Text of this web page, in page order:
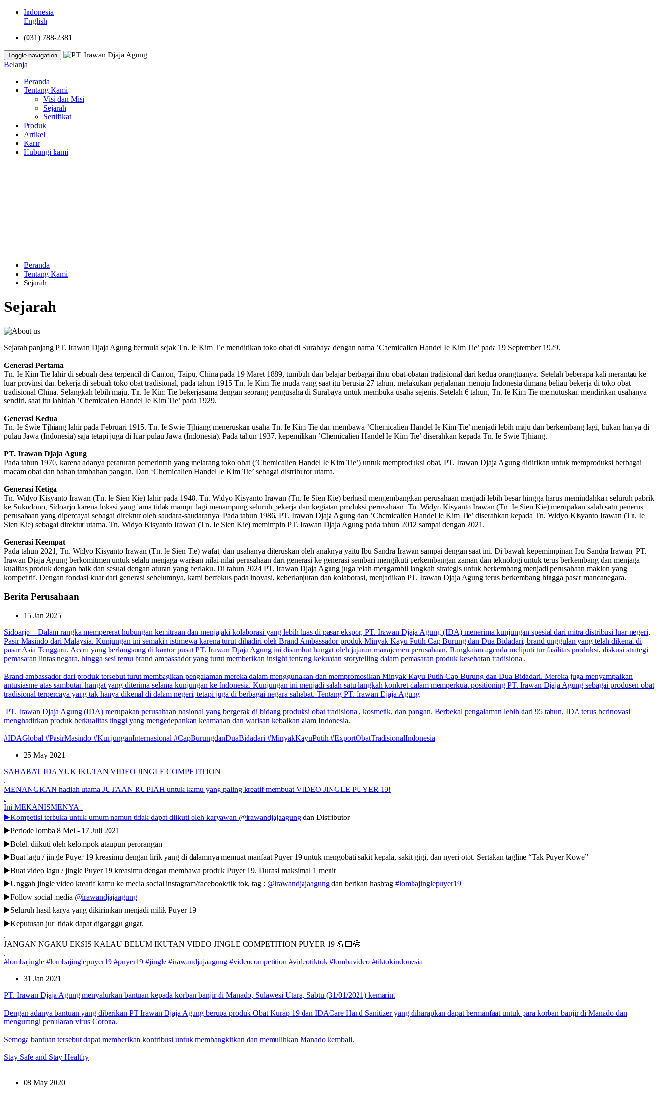
Indonesia
English
(031) 788-2381
Toggle navigation
Belanja
Beranda
Tentang Kami
Visi dan Misi
Sejarah
Sertifikat
Produk
Artikel
Karir
Hubungi kami
Beranda
Tentang Kami
Sejarah
Sejarah
Sejarah panjang PT. Irawan Djaja Agung bermula sejak Tn. Ie Kim Tie mendirikan toko obat di Surabaya dengan nama ’Chemicalien Handel Ie Kim Tie’ pada 19 September 1929.
Generasi Pertama
Tn. Ie Kim Tie lahir di sebuah desa terpencil di Canton, Taipu, China pada 19 Maret 1889, tumbuh dan belajar berbagai ilmu obat-obatan tradisional dari kedua orangtuanya. Setelah beberapa kali merantau ke
luar provinsi dan bekerja di sebuah toko obat tradisional, pada tahun 1915 Tn. Ie Kim Tie muda yang saat itu berusia 27 tahun, melakukan perjalanan menuju Indonesia dimana beliau bekerja di toko obat
tradisional China. Selangkah lebih maju, Tn. Ie Kim Tie bekerjasama dengan seorang pengusaha di Surabaya untuk membuka usaha sejenis. Setelah 6 tahun, Tn. Ie Kim Tie memutuskan mendirikan usahanya
sendiri, saat itu lahirlah ’Chemicalien Handel Ie Kim Tie’ pada 1929.
Generasi Kedua
Tn. Ie Swie Tjhiang lahir pada Februari 1915. Tn. Ie Swie Tjhiang meneruskan usaha Tn. Ie Kim Tie dan membawa ’Chemicalien Handel Ie Kim Tie’ menjadi lebih maju dan berkembang lagi, bukan hanya di
pulau Jawa (Indonesia) saja tetapi juga di luar pulau Jawa (Indonesia). Pada tahun 1937, kepemilikan ’Chemicalien Handel Ie Kim Tie’ diserahkan kepada Tn. Ie Swie Tjhiang.
PT. Irawan Djaja Agung
Pada tahun 1970, karena adanya peraturan pemerintah yang melarang toko obat (’Chemicalien Handel Ie Kim Tie’) untuk memproduksi obat, PT. Irawan Djaja Agung didirikan untuk memproduksi berbagai
macam obat dan bahan tambahan pangan. Dan ‘Chemicalien Handel Ie Kim Tie’ sebagai distributor utama.
Generasi Ketiga
Tn. Widyo Kisyanto Irawan (Tn. Ie Sien Kie) lahir pada 1948. Tn. Widyo Kisyanto Irawan (Tn. Ie Sien Kie) berhasil mengembangkan perusahaan menjadi lebih besar hingga harus memindahkan seluruh pabrik
ke Sukodono, Sidoarjo karena lokasi yang lama tidak mampu lagi menampung seluruh pekerja dan kegiatan produksi perusahaan. Tn. Widyo Kisyanto Irawan (Tn. Ie Sien Kie) merupakan salah satu penerus
perusahaan yang dipercayai sebagai direktur oleh saudara-saudaranya. Pada tahun 1986, PT. Irawan Djaja Agung dan ’Chemicalien Handel Ie Kim Tie’ diserahkan kepada Tn. Widyo Kisyanto Irawan (Tn. Ie
Sien Kie) sebagai direktur utama. Tn. Widyo Kisyanto Irawan (Tn. Ie Sien Kie) memimpin PT. Irawan Djaja Agung pada tahun 2012 sampai dengan 2021.
Generasi Keempat
Pada tahun 2021, Tn. Widyo Kisyanto Irawan (Tn. Ie Sien Tie) wafat, dan usahanya diteruskan oleh anaknya yaitu Ibu Sandra Irawan sampai dengan saat ini. Di bawah kepemimpinan Ibu Sandra Irawan, PT.
Irawan Djaja Agung berkomitmen untuk selalu menjaga warisan nilai-nilai perusahaan dari generasi ke generasi sembari mengikuti perkembangan zaman dan teknologi untuk terus berkembang dan menjaga
kualitas produk dengan baik dan sesuai dengan aturan yang berlaku. Di tahun 2024 PT. Irawan Djaja Agung juga telah mengambil langkah strategis untuk berkembang menjadi perusahaan maklon yang
kompetitif. Dengan fondasi kuat dari generasi sebelumnya, kami berfokus pada inovasi, keberlanjutan dan kolaborasi, menjadikan PT. Irawan Djaja Agung terus berkembang hingga pasar mancanegara.
Berita Perusahaan
15 Jan 2025
Sidoarjo – Dalam rangka mempererat hubungan kemitraan dan menjajaki kolaborasi yang lebih luas di pasar ekspor, PT. Irawan Djaja Agung (IDA) menerima kunjungan spesial dari mitra distribusi luar negeri,
Pasir Masindo dari Malaysia. Kunjungan ini semakin istimewa karena turut dihadiri oleh Brand Ambassador produk Minyak Kayu Putih Cap Burung dan Dua Bidadari, brand unggulan yang telah dikenal di
pasar Asia Tenggara. Acara yang berlangsung di kantor pusat PT. Irawan Djaja Agung ini disambut hangat oleh jajaran manajemen perusahaan. Rangkaian agenda meliputi tur fasilitas produksi, diskusi strategi
pemasaran lintas negara, hingga sesi temu brand ambassador yang turut memberikan insight tentang kekuatan storytelling dalam pemasaran produk kesehatan tradisional.
Brand ambassador dari produk tersebut turut membagikan pengalaman mereka dalam menggunakan dan mempromosikan Minyak Kayu Putih Cap Burung dan Dua Bidadari. Mereka juga menyampaikan
antusiasme atas sambutan hangat yang diterima selama kunjungan ke Indonesia. Kunjungan ini menjadi salah satu langkah konkret dalam memperkuat positioning PT. Irawan Djaja Agung sebagai produsen obat
tradisional terpercaya yang tak hanya dikenal di dalam negeri, tetapi juga di berbagai negara sahabat. Tentang PT. Irawan Djaja Agung
PT. Irawan Djaja Agung (IDA) merupakan perusahaan nasional yang bergerak di bidang produksi obat tradisional, kosmetik, dan pangan. Berbekal pengalaman lebih dari 95 tahun, IDA terus berinovasi
menghadirkan produk berkualitas tinggi yang mengedepankan keamanan dan warisan kebaikan alam Indonesia.
#IDAGlobal #PasirMasindo #KunjunganInternasional #CapBurungdanDuaBidadari #MinyakKayuPutih #ExportObatTradisionalIndonesia
25 May 2021
SAHABAT IDA YUK IKUTAN VIDEO JINGLE COMPETITION
.
MENANGKAN hadiah utama JUTAAN RUPIAH untuk kamu yang paling kreatif membuat VIDEO JINGLE PUYER 19!
.
Ini MEKANISMENYA !
▶️Kompetisi terbuka untuk umum namun tidak dapat diikuti oleh karyawan @irawandjajaagung dan Distributor
▶️Periode lomba 8 Mei - 17 Juli 2021
▶️Boleh diikuti oleh kelompok ataupun perorangan
▶️Buat lagu / jingle Puyer 19 kreasimu dengan lirik yang di dalamnya memuat manfaat Puyer 19 untuk mengobati sakit kepala, sakit gigi, dan nyeri otot. Sertakan tagline “Tak Puyer Kowe”
▶️Buat video lagu / jingle Puyer 19 kreasimu dengan membawa produk Puyer 19. Durasi maksimal 1 menit
▶️Unggah jingle video kreatif kamu ke media social instagram/facebook/tik tok, tag : @irawandjajaagung dan berikan hashtag #lombajinglepuyer19
▶️Follow social media @irawandjajaagung
▶️Seluruh hasil karya yang dikirimkan menjadi milik Puyer 19
▶️Keputusan juri tidak dapat diganggu gugat.
.
JANGAN NGAKU EKSIS KALAU BELUM IKUTAN VIDEO JINGLE COMPETITION PUYER 19 💪🏻😂
.
#lombajingle #lombajinglepuyer19 #puyer19 #jingle #irawandjajaagung #videocompetition #videotiktok #lombavideo #tiktokindonesia
31 Jan 2021
PT. Irawan Djaja Agung menyalurkan bantuan kepada korban banjir di Manado, Sulawesi Utara, Sabtu (31/01/2021) kemarin.
Dengan adanya bantuan yang diberikan PT Irawan Djaja Agung berupa produk Obat Kurap 19 dan IDACare Hand Sanitizer yang diharapkan dapat bermanfaat untuk para korban banjir di Manado dan
mengurangi penularan virus Corona.
Semoga bantuan tersebut dapat memberikan kontribusi untuk membangkitkan dan memulihkan Manado kembali.
Stay Safe and Stay Healthy
08 May 2020